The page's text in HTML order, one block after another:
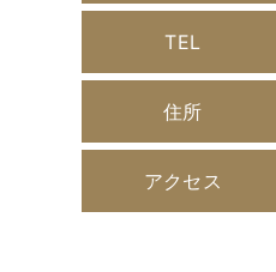
TEL
住所
アクセス